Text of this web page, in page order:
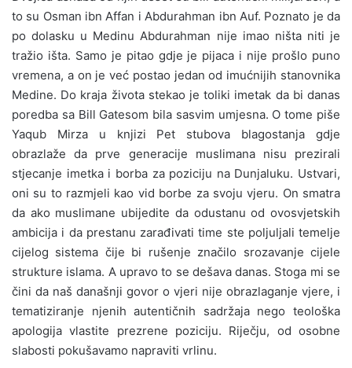
to su Osman ibn Affan i Abdurahman ibn Auf. Poznato je da
po dolasku u Medinu Abdurahman nije imao ništa niti je
tražio išta. Samo je pitao gdje je pijaca i nije prošlo puno
vremena, a on je već postao jedan od imućnijih stanovnika
Medine. Do kraja života stekao je toliki imetak da bi danas
poredba sa Bill Gatesom bila sasvim umjesna. O tome piše
Yaqub Mirza u knjizi Pet stubova blagostanja gdje
obrazlaže da prve generacije muslimana nisu prezirali
stjecanje imetka i borba za poziciju na Dunjaluku. Ustvari,
oni su to razmjeli kao vid borbe za svoju vjeru. On smatra
da ako muslimane ubijedite da odustanu od ovosvjetskih
ambicija i da prestanu zarađivati time ste poljuljali temelje
cijelog sistema čije bi rušenje značilo srozavanje cijele
strukture islama. A upravo to se dešava danas. Stoga mi se
čini da naš današnji govor o vjeri nije obrazlaganje vjere, i
tematiziranje njenih autentičnih sadržaja nego teološka
apologija vlastite prezrene poziciju. Riječju, od osobne
slabosti pokušavamo napraviti vrlinu.